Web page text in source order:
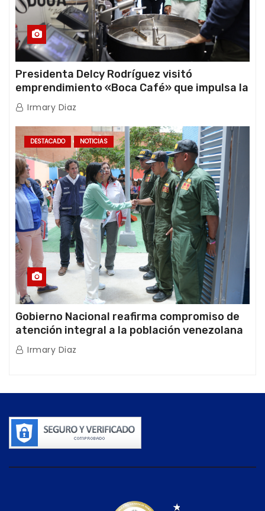
Presidenta Delcy Rodríguez visitó
emprendimiento «Boca Café» que impulsa la
producción nacional hacia mercados
internacionales
Irmary Diaz
DESTACADO NOTICIAS
Gobierno Nacional reafirma compromiso de
atención integral a la población venezolana
tras doblete sísmico
Irmary Diaz